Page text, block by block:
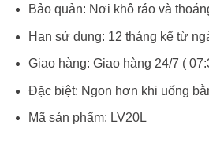
Bảo quản: Nơi khô ráo và
Hạn sử dụng: 12 tháng kể từ
Giao hàng: Giao hàng 24/7 (
Đặc biệt: Ngon hơn khi uống
Mã sản phẩm: LV20L